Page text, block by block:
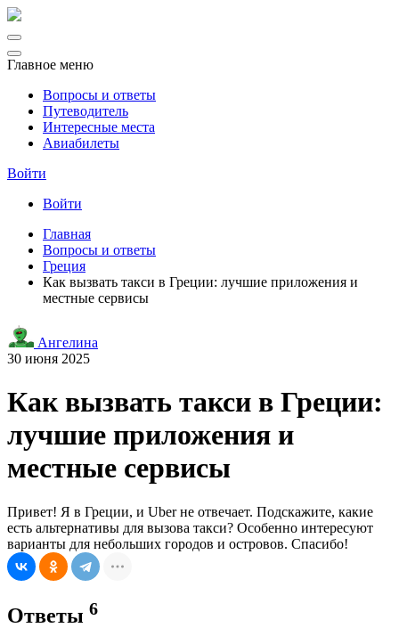
Главное меню
Вопросы и ответы
Путеводитель
Интересные места
Авиабилеты
Войти
Войти
Главная
Вопросы и ответы
Греция
Как вызвать такси в Греции: лучшие приложения и
местные сервисы
Ангелина
30 июня 2025
Как вызвать такси в Греции:
лучшие приложения и
местные сервисы
Привет! Я в Греции, и Uber не отвечает. Подскажите, какие
есть альтернативы для вызова такси? Особенно интересуют
варианты для небольших городов и островов. Спасибо!
Ответы 6